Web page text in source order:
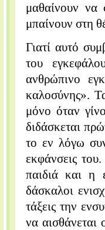
μαθαίνουν να
μπαίνουν στη
Γιατί αυτό
του
ανθρώπινο
καλοσύνης».
μόνο όταν
διδάσκεται
το εν λόγω
εκφάνσεις
παιδιά και η
δάσκαλοι
τάξεις την
να